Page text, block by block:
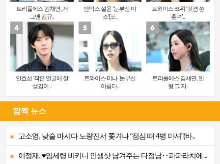
트리플에스 김채연, 개
그맨 김규..
엔믹스 설윤 ‘눈부신 미
소’[포..
트와이스 쯔위 ‘갓경 쓴
훈녀’..
안효섭 ‘작은 얼굴에 잘
생김이 ..
트와이스 미나 ‘눈부신
아름다..
트리플에스 김채연, 인
형 그 자..
깜짝 뉴스
고소영, 낮술 마시다 노량진서 쫓겨나 “점심 때 4병 마셔”(바..
이정재, ♥임세령 비키니 인생샷 남겨주는 다정남‥파파라치에 ..